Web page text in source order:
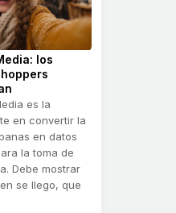
los
es la
en convertir la
en datos
la toma de
Debe mostrar
se llego, que